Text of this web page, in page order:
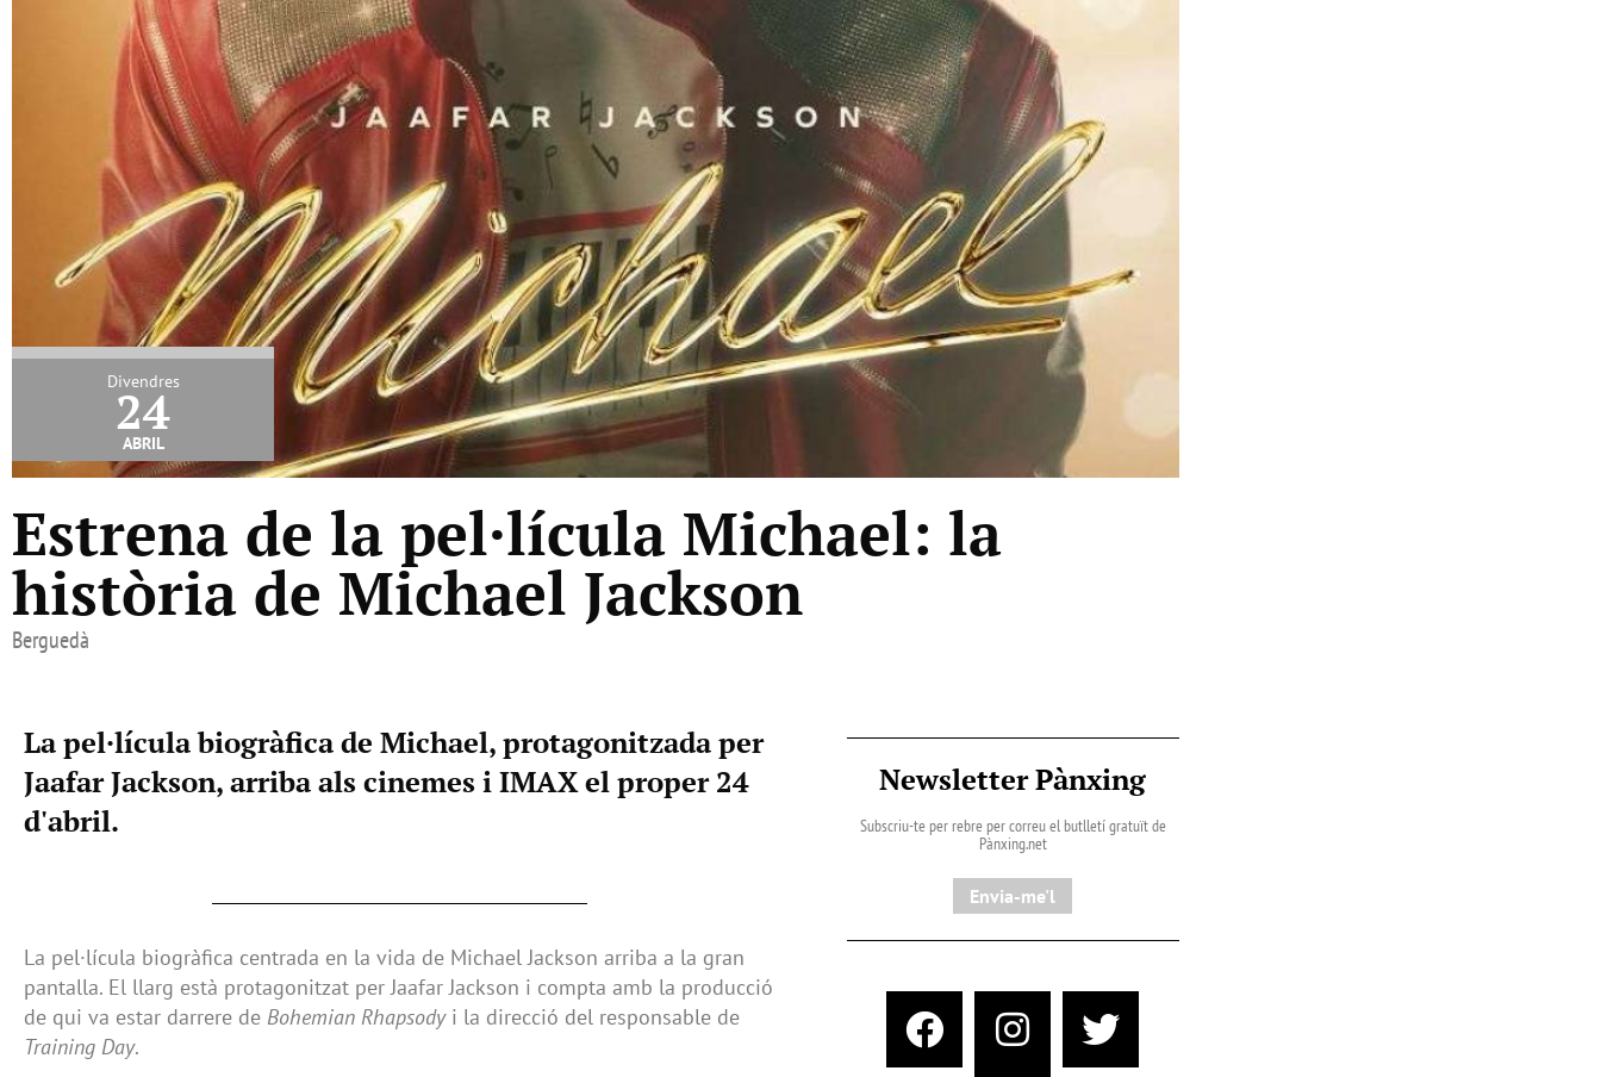
Divendres
24
abril
Estrena de la pel·lícula Michael: la
història de Michael Jackson
Berguedà
La pel·lícula biogràfica de Michael, protagonitzada per
Jaafar Jackson, arriba als cinemes i IMAX el proper 24
d'abril.
La pel·lícula biogràfica centrada en la vida de Michael Jackson arriba a la gran
pantalla. El llarg està protagonitzat per Jaafar Jackson i compta amb la producció
de qui va estar darrere de Bohemian Rhapsodyi la direcció del responsable de
Training Day.
Newsletter Pànxing
Subscriu-te per rebre per correu el butlletí gratuït de
Pànxing.net​
Envia-me'l